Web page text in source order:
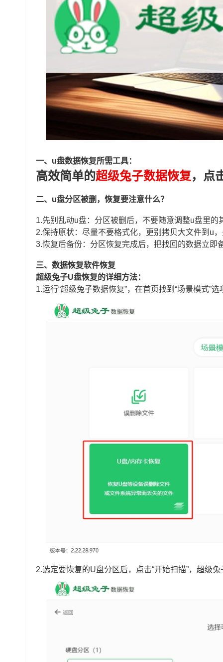
一、u盘数据恢复所需工具：
高效简单的超级兔子数据恢复，点
二、u盘分区被删，恢复要注意什么？
1.先别乱动u盘：分区被删后，不要随意调整u盘里
2.保持原状：尽量不要格式化，更别拷贝大文件到u
3.恢复后备份：分区恢复完成后，把找回的数据立即
三、数据恢复软件恢复
超级兔子U盘恢复的详细方法：
1.运行“超级兔子数据恢复”，在首页找到“场景模式”
2.选定要恢复的U盘分区后，点击“开始扫描”，超级